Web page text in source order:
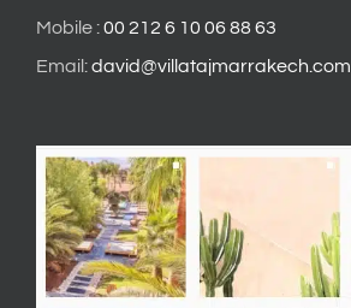
Mobile :00 212 6 10 06 88 63
Email:david@villatajmarrakech.com